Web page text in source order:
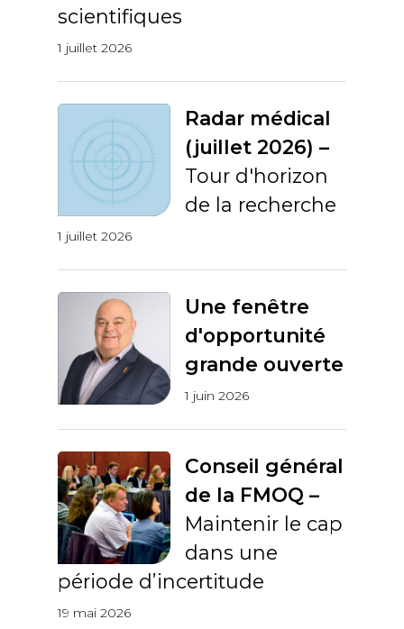
scientifiques
1 juillet 2026
Radar médical
(juillet 2026) –
Tour d'horizon
de la recherche
1 juillet 2026
Une fenêtre
d'opportunité
grande ouverte
1 juin 2026
Conseil général
de la FMOQ –
Maintenir le cap
dans une
période d’incertitude
19 mai 2026